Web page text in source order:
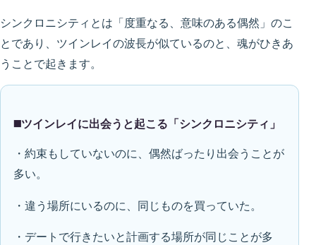
シンクロニシティとは「度重なる、意味のある偶然」のこ
とであり、ツインレイの波長が似ているのと、魂がひきあ
うことで起きます。
◼️ツインレイに出会うと起こる「シンクロニシティ」
・約束もしていないのに、偶然ばったり出会うことが
多い。
・違う場所にいるのに、同じものを買っていた。
・デートで行きたいと計画する場所が同じことが多